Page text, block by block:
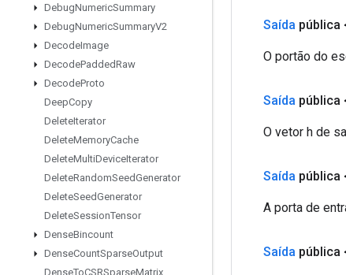
DebugNumericSummary
DebugNumericSummaryV2
DecodeImage
DecodePaddedRaw
DecodeProto
DeepCopy
DeleteIterator
DeleteMemoryCache
DeleteMultiDeviceIterator
DeleteRandomSeedGenerator
DeleteSeedGenerator
DeleteSessionTensor
DenseBincount
DenseCountSparseOutput
DenseToCSRSparseMatrix
Saída pública
O portão do
Saída pública
O vetor h de
Saída pública
A porta de
Saída pública